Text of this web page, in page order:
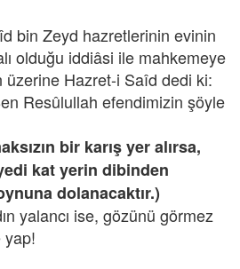
bin Zeyd hazretlerinin evinin
olduğu iddiâsi ile mahkemeye
üzerine Hazret-i Saîd dedi ki:
Resûlullah efendimizin şöyle
bir karış yer alırsa,
kat yerin dibinden
dolanacaktır.)
yalancı ise, gözünü görmez
yap!